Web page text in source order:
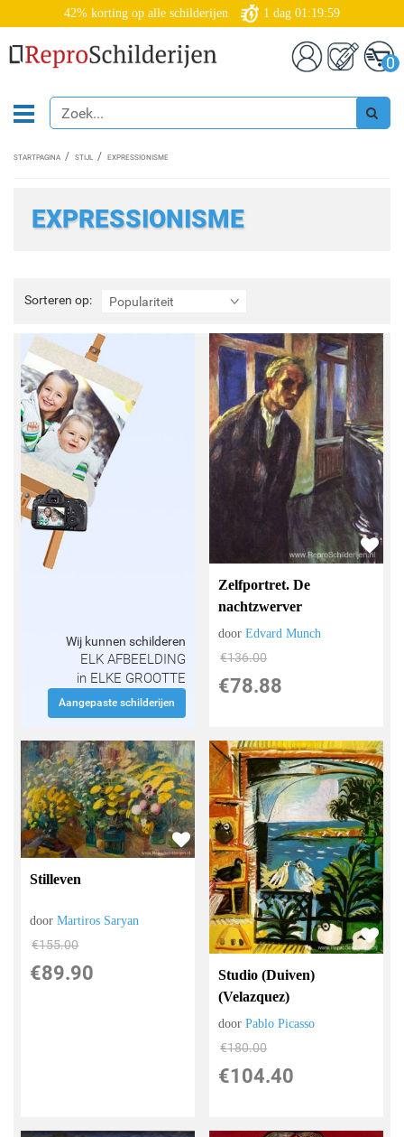
42% korting op alle schilderijen 1 dag 01:19:57
0
STARTPAGINA STIJL EXPRESSIONISME
EXPRESSIONISME
Sorteren op: Populariteit
Sorteren
op:
Wij kunnen schilderen
ELK AFBEELDING
in ELKE GROOTTE
Aangepaste schilderijen
Zelfportret. De
nachtzwerver
doorEdvard Munch
€136.00
€78.88
Stilleven
doorMartiros Saryan
€155.00
€89.90
Studio (Duiven)
(Velazquez)
doorPablo Picasso
€180.00
€104.40